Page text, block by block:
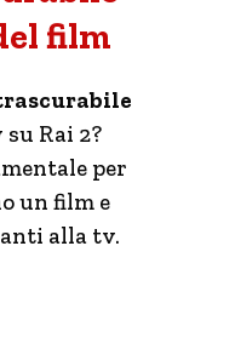
film
Rai 2?
per
un film e
alla tv.